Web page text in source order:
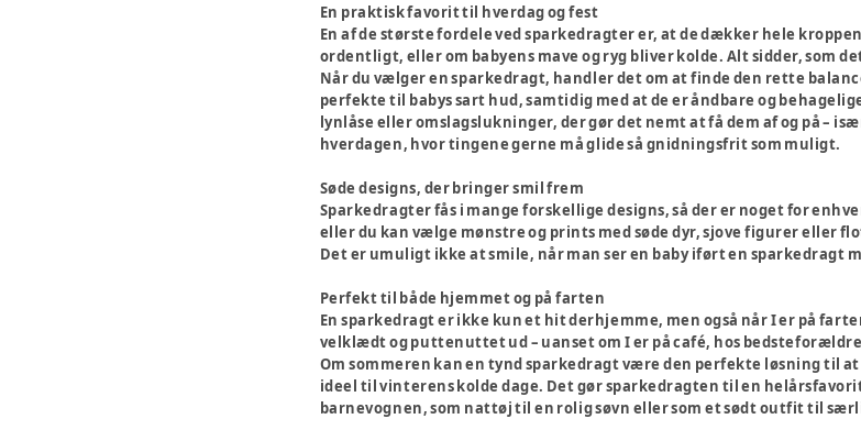
En praktisk favorit til hverdag og fest
En af de største fordele ved sparkedragter er, at de dækker hele
ordentligt, eller om babyens mave og ryg bliver kolde. Alt sidder, som
Når du vælger en sparkedragt, handler det om at finde den rette
perfekte til babys sart hud, samtidig med at de er åndbare og
lynlåse eller omslagslukninger, der gør det nemt at få dem af og på –
hverdagen, hvor tingene gerne må glide så gnidningsfrit som muligt.
Søde designs, der bringer smil frem
Sparkedragter fås i mange forskellige designs, så der er noget for
eller du kan vælge mønstre og prints med søde dyr, sjove figurer eller
Det er umuligt ikke at smile, når man ser en baby iført en sparkedragt
Perfekt til både hjemmet og på farten
En sparkedragt er ikke kun et hit derhjemme, men også når I er på
velklædt og puttenuttet ud – uanset om I er på café, hos
Om sommeren kan en tynd sparkedragt være den perfekte løsning til
ideel til vinterens kolde dage. Det gør sparkedragten til en
barnevognen, som nattøj til en rolig søvn eller som et sødt outfit til